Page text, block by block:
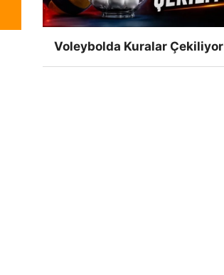
Voleybolda Kuralar Çekiliyor